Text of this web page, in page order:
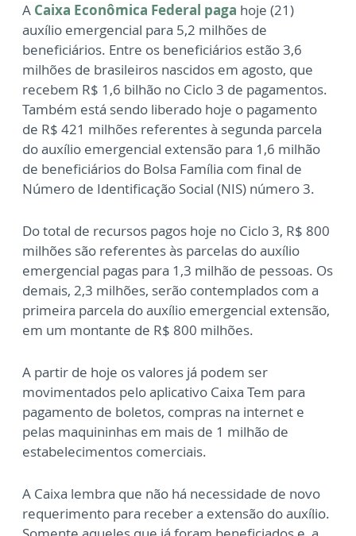
A Caixa Econômica Federal paga hoje (21)
auxílio emergencial para 5,2 milhões de
beneficiários. Entre os beneficiários estão 3,6
milhões de brasileiros nascidos em agosto, que
recebem R$ 1,6 bilhão no Ciclo 3 de pagamentos.
Também está sendo liberado hoje o pagamento
de R$ 421 milhões referentes à segunda parcela
do auxílio emergencial extensão para 1,6 milhão
de beneficiários do Bolsa Família com final de
Número de Identificação Social (NIS) número 3.
Do total de recursos pagos hoje no Ciclo 3, R$ 800
milhões são referentes às parcelas do auxílio
emergencial pagas para 1,3 milhão de pessoas. Os
demais, 2,3 milhões, serão contemplados com a
primeira parcela do auxílio emergencial extensão,
em um montante de R$ 800 milhões.
A partir de hoje os valores já podem ser
movimentados pelo aplicativo Caixa Tem para
pagamento de boletos, compras na internet e
pelas maquininhas em mais de 1 milhão de
estabelecimentos comerciais.
A Caixa lembra que não há necessidade de novo
requerimento para receber a extensão do auxílio.